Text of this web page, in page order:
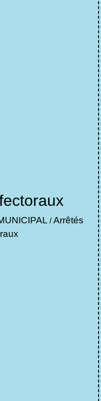
/Arrêtés